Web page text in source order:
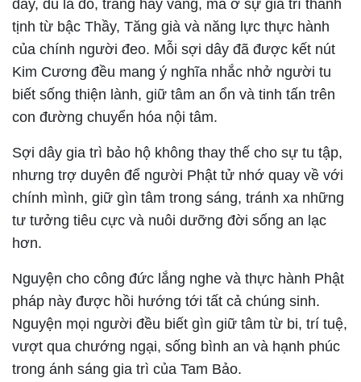
dây, dù là đỏ, trắng hay vàng, mà ở sự gia trì thanh
tịnh từ bậc Thầy, Tăng già và năng lực thực hành
của chính người đeo. Mỗi sợi dây đã được kết nút
Kim Cương đều mang ý nghĩa nhắc nhở người tu
biết sống thiện lành, giữ tâm an ổn và tinh tấn trên
con đường chuyển hóa nội tâm.
Sợi dây gia trì bảo hộ không thay thế cho sự tu tập,
nhưng trợ duyên để người Phật tử nhớ quay về với
chính mình, giữ gìn tâm trong sáng, tránh xa những
tư tưởng tiêu cực và nuôi dưỡng đời sống an lạc
hơn.
Nguyện cho công đức lắng nghe và thực hành Phật
pháp này được hồi hướng tới tất cả chúng sinh.
Nguyện mọi người đều biết gìn giữ tâm từ bi, trí tuệ,
vượt qua chướng ngại, sống bình an và hạnh phúc
trong ánh sáng gia trì của Tam Bảo.